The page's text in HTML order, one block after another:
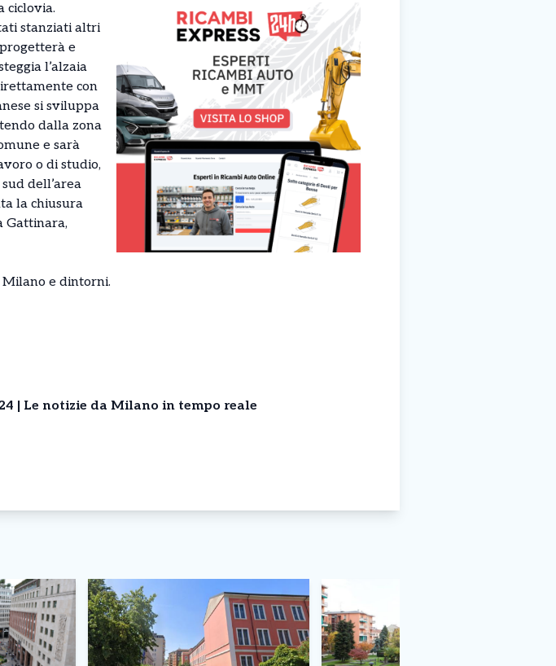
ciclovia.
stanziati altri
e
l’alzaia
con
si sviluppa
dalla zona
e sarà
o di studio,
dell’area
la chiusura
Gattinara,
e dintorni.
| Le notizie da Milano in tempo reale